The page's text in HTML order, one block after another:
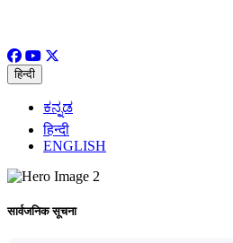
हिन्दी
ಕನ್ನಡ
हिन्दी
ENGLISH
सार्वजनिक सूचना